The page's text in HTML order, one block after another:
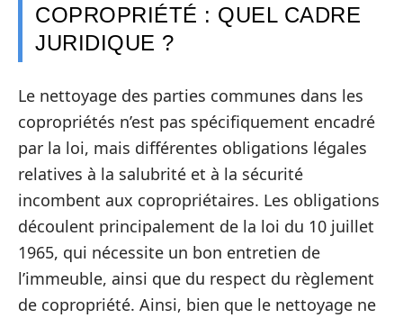
COPROPRIÉTÉ : QUEL CADRE
JURIDIQUE ?
Le nettoyage des parties communes dans les
copropriétés n’est pas spécifiquement encadré
par la loi, mais différentes obligations légales
relatives à la salubrité et à la sécurité
incombent aux copropriétaires. Les obligations
découlent principalement de la loi du 10 juillet
1965, qui nécessite un bon entretien de
l’immeuble, ainsi que du respect du règlement
de copropriété. Ainsi, bien que le nettoyage ne